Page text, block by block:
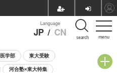
menu
Language
JP / CN search
医学部 東大受験
河合塾×東大特集